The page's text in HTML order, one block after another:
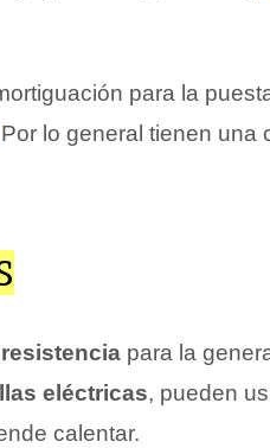
para la
lo general tienen una
resistencia para la
eléctricas, pueden
calentar.